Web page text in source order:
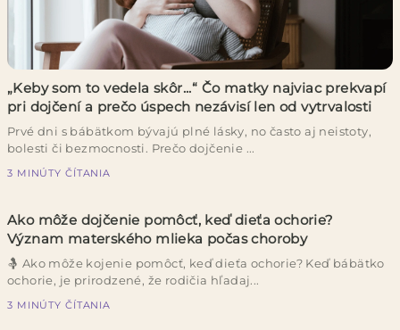
„Keby som to vedela skôr...“ Čo matky najviac prekvapí
pri dojčení a prečo úspech nezávisí len od vytrvalosti
Prvé dni s bábätkom bývajú plné lásky, no často aj neistoty,
bolesti či bezmocnosti. Prečo dojčenie ...
3 MINÚTY ČÍTANIA
Ako môže dojčenie pomôcť, keď dieťa ochorie?
Význam materského mlieka počas choroby
🤱 Ako môže kojenie pomôcť, keď dieťa ochorie? Keď bábätko
ochorie, je prirodzené, že rodičia hľadaj...
3 MINÚTY ČÍTANIA